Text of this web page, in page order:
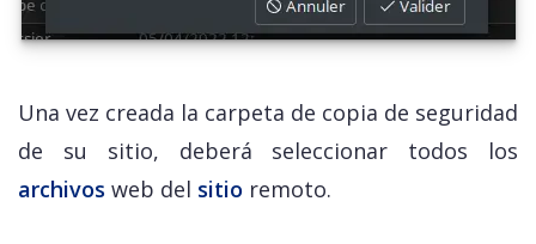
Una vez creada la carpeta de copia de seguridad
de su sitio, deberá seleccionar todos los
archivos web del sitio remoto.